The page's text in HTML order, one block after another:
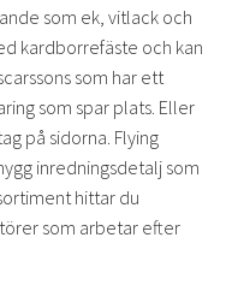
som ek, vitlack och
kardborrefäste och kan
som har ett
som spar plats. Eller
på sidorna. Flying
inredningsdetalj som
hittar du
som arbetar efter